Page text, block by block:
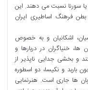
سورنا نسبت می دهند. این
فرهنگ اساطیری ایران
اشکانیان و به خصوص
ها، خنیاگران در دربارها و
و بخشی جدایی ناپذیر از
باربد و نکیسا، دو اسطوره
ها جاری است. هنرنمایی